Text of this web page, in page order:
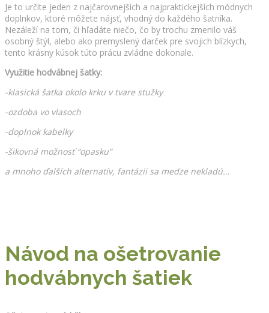
Je to určite jeden z najčarovnejších a najpraktickejších módnych
doplnkov, ktoré môžete nájsť, vhodný do každého šatníka.
Nezáleží na tom, či hľadáte niečo, čo by trochu zmenilo váš
osobný štýl, alebo ako premyslený darček pre svojich blízkych,
tento krásny kúsok túto prácu zvládne dokonale.
Využitie hodvábnej šatky:
-klasická šatka okolo krku v tvare stužky
-ozdoba vo vlasoch
-doplnok kabelky
-šikovná možnosť “opasku”
a mnoho ďalších alternatív, fantázii sa medze nekladú…
Návod na ošetrovanie
hodvábnych šatiek